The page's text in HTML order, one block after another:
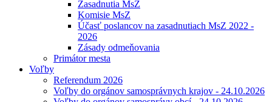
Zasadnutia MsZ
Komisie MsZ
Účasť poslancov na zasadnutiach MsZ 2022 -
2026
Zásady odmeňovania
Primátor mesta
Voľby
Referendum 2026
Voľby do orgánov samosprávnych krajov - 24.10.2026